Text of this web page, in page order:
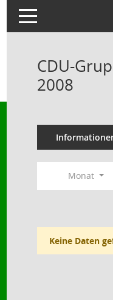
Toggle navigation
CDU-
2008
Monat
Keine Daten